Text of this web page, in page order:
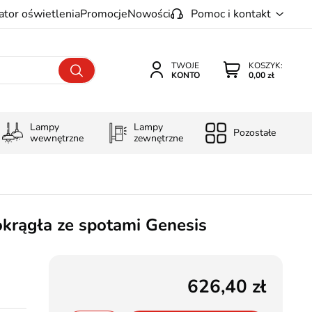
oświetleniaPromocjeNowości Pomoc i kontakt
KOSZYK:
0,00 zł
TWOJE
KONTO
Lampy
wewnętrzne
Lampy
zewnętrzne
Pozostałe
ze spotami Genesis
626,40